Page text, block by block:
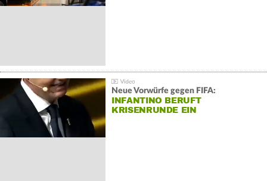
Neue Vorwürfe gegen FIFA:
INFANTINO BERUFT
KRISENRUNDE EIN